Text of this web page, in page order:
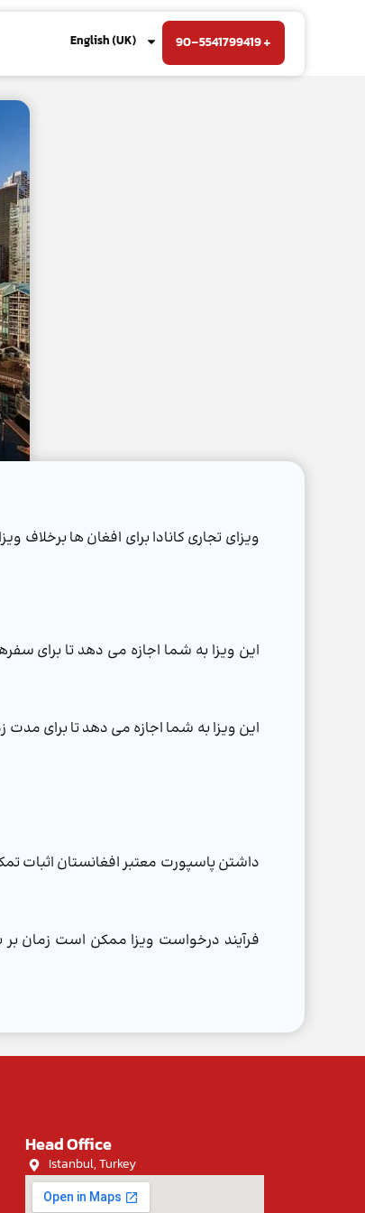
English (UK) 90-5541799419 +
ویزای تجاری کانادا برای افغان ها برخلاف
این ویزا به شما اجازه می دهد تا برای
این ویزا به شما اجازه می دهد تا برای مدت
داشتن پاسپورت معتبر افغانستان اثبات
فرآیند درخواست ویزا ممکن است زمان بر
Head Office
Istanbul, Turkey